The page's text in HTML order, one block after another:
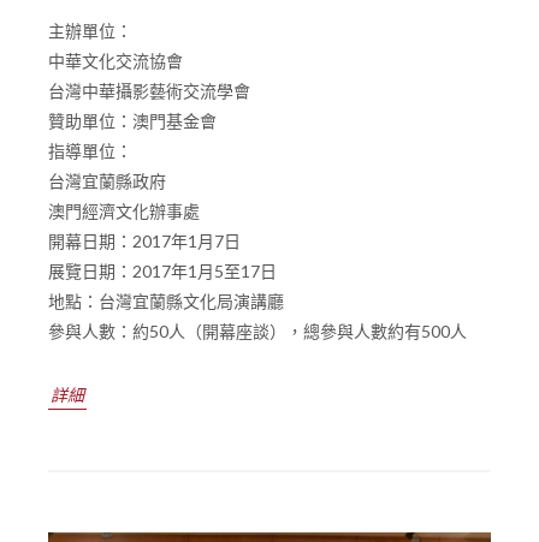
主辦單位：
中華文化交流協會
台灣中華攝影藝術交流學會
贊助單位：澳門基金會
指導單位：
台灣宜蘭縣政府
澳門經濟文化辦事處
開幕日期：2017年1月7日
展覽日期：2017年1月5至17日
地點：台灣宜蘭縣文化局演講廳
參與人數：約50人（開幕座談），總參與人數約有500人
詳細